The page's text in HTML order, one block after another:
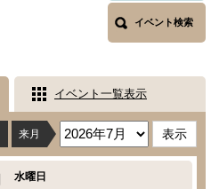
イベント検索
イベント一覧表示
来月
水曜日